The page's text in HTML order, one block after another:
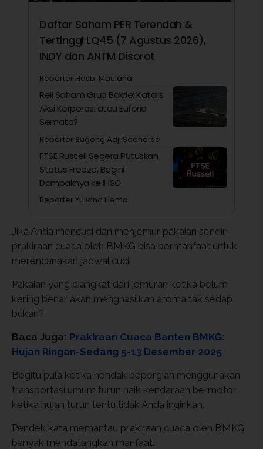
Daftar Saham PER Terendah &
Tertinggi LQ45 (7 Agustus 2026),
INDY dan ANTM Disorot
Reporter Hasbi Maulana
Reli Saham Grup Bakrie: Katalis
Aksi Korporasi atau Euforia
Semata?
Reporter Sugeng Adji Soenarso
FTSE Russell Segera Putuskan
Status Freeze, Begini
Dampaknya ke IHSG
Reporter Yuliana Hema
Jika Anda mencuci dan menjemur pakaian sendiri
prakiraan cuaca oleh BMKG bisa bermanfaat untuk
merencanakan jadwal cuci.
Pakaian yang diangkat dari jemuran ketika belum
kering benar akan menghasilkan aroma tak sedap
bukan?
Baca Juga: Prakiraan Cuaca Banten BMKG:
Hujan Ringan-Sedang 5-13 Desember 2025
Begitu pula ketika hendak bepergian menggunakan
transportasi umum turun naik kendaraan bermotor
ketika hujan turun tentu tidak Anda inginkan.
Pendek kata memantau prakiraan cuaca oleh BMKG
banyak mendatangkan manfaat.